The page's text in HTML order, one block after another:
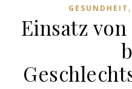
GESUNDHEIT ,
Einsatz